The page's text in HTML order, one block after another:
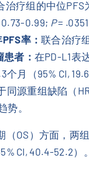
治疗组的中位PFS
0.73-0.99; P= .0351
率：联合治疗
者： 在PD-L1表
月（95% CI,
同源重组缺陷（
势。
（OS）方面，两
CI, 40.4-52.2）。